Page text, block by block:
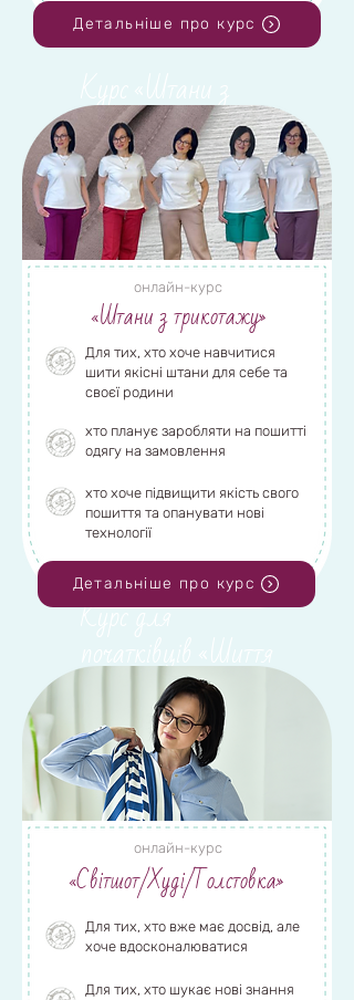
трикотажу»
Переглянути деталі
курс "PROсукню"
Курс для
початківців «Шиття
з нуля» | СТАРТ
17 січня
Майстер-клас
Спідниця по косій
Детальніше про курс
онлайн-курс
«Штани з трикотажу»
Для тих, хто хоче навчитися
шити якісні штани для себе та
своєї родини
хто планує заробляти на пошитті
одягу на замовлення
хто хоче підвищити якість свого
пошиття та опанувати нові
технології
Детальніше про курс
онлайн-курс
«Світшот/Худі/Толстовка»
Для тих, хто вже має досвід, але
хоче вдосконалюватися
Для тих, хто шукає нові знання